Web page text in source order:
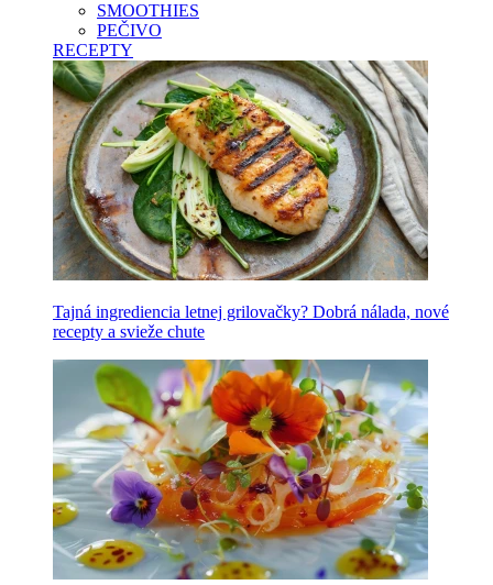
SMOOTHIES
PEČIVO
RECEPTY
Tajná ingrediencia letnej grilovačky? Dobrá nálada, nové
recepty a svieže chute